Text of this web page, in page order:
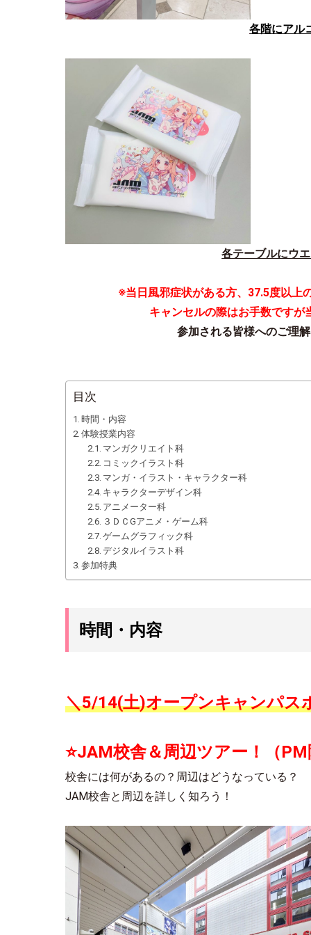
各階にアル
各テーブルにウ
※当日風邪症状がある方、37.5度以上
キャンセルの際はお手数です
参加される皆様へのご理
目次
時間・内容
体験授業内容
マンガクリエイト科
コミックイラスト科
マンガ・イラスト・キャラクター科
キャラクターデザイン科
アニメーター科
３ＤＣGアニメ・ゲーム科
ゲームグラフィック科
デジタルイラスト科
参加特典
時間・内容
＼5/14(土)オープンキャンパス
⭐JAM校舎＆周辺ツアー！（
校舎には何があるの？周辺はどうなっている？
JAM校舎と周辺を詳しく知ろう！